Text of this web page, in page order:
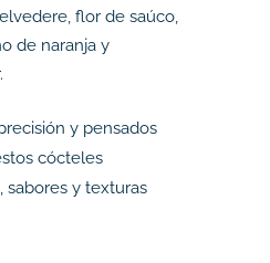
flor de saúco,
de naranja y
y pensados
cócteles
sabores y texturas